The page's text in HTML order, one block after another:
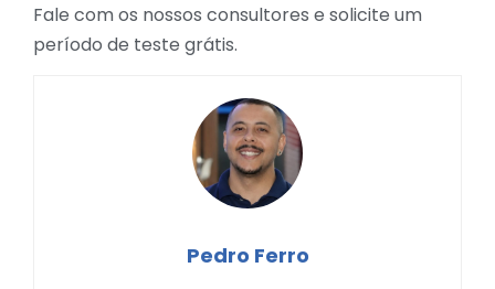
Fale com os nossos consultores e solicite um
período de teste grátis.
Pedro Ferro